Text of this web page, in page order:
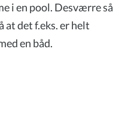
i en pool. Desværre så
at det f.eks. er helt
en båd.